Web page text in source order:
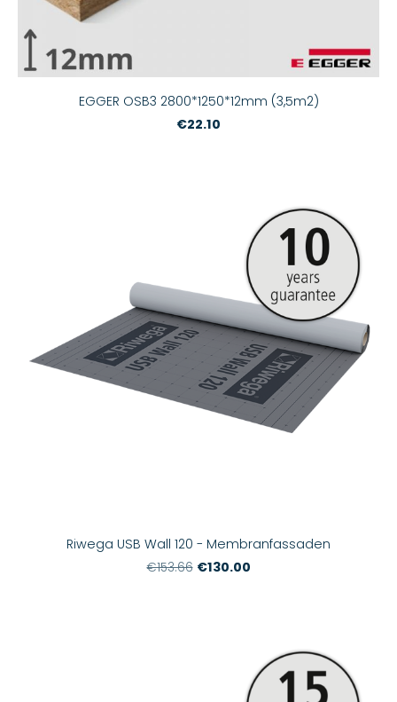
EGGER OSB3 2800*1250*12mm (3,5m2)
€22.10
Riwega USB Wall 120 - Membranfassaden
€153.66 €130.00